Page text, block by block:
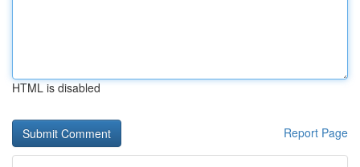
HTML is disabled
Report Page